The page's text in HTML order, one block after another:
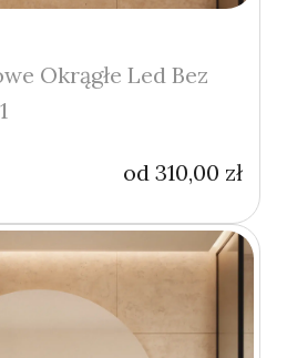
Okrągłe Led Bez
od 310,00 zł